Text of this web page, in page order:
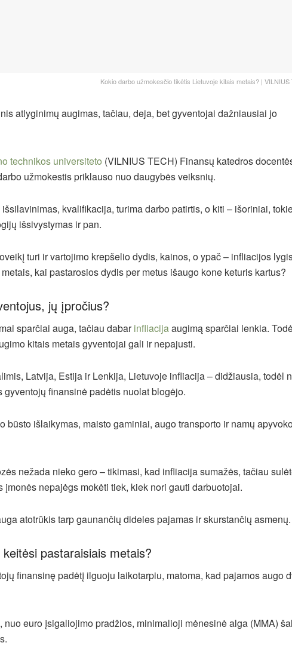
Kokio darbo užmokesčio tikėtis Lietuvoje kitais metais? | VILNIUS
atlyginimų augimas, tačiau, deja, bet gyventojai dažniausiai jo
technikos universiteto (VILNIUS TECH) Finansų katedros
užmokestis priklauso nuo daugybės veiksnių.
kvalifikacija, turima darbo patirtis, o kiti – išoriniai,
išsivystymas ir pan.
turi ir vartojimo krepšelio dydis, kainos, o ypač – infliacijos
kai pastarosios dydis per metus išaugo kone keturis kartus?
jų įpročius?
sparčiai auga, tačiau dabarinfliacijaaugimą sparčiai lenkia.
kitais metais gyventojai gali ir nepajusti.
Latvija, Estija ir Lenkija, Lietuvoje infliacija – didžiausia, todėl
finansinė padėtis nuolat blogėjo.
būsto išlaikymas, maisto gaminiai, augo transporto ir namų
nežada nieko gero – tikimasi, kad infliacija sumažės, tačiau
įmonės nepajėgs mokėti tiek, kiek nori gauti darbuotojai.
atotrūkis tarp gaunančių dideles pajamas ir skurstančių asmenų.
pastaraisiais metais?
finansinę padėtį ilguoju laikotarpiu, matoma, kad pajamos augo
nuo euro įsigaliojimo pradžios, minimalioji mėnesinė alga (MMA)